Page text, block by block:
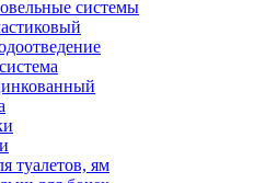
системы
туалетов, ям